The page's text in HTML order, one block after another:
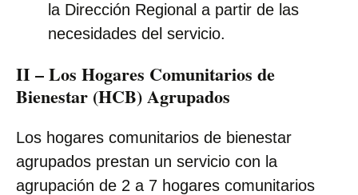
la Dirección Regional a partir de las
necesidades del servicio.
II –Los Hogares Comunitarios de
Bienestar (HCB) Agrupados
Los hogares comunitarios de bienestar
agrupados prestan un servicio con la
agrupación de 2 a 7 hogares comunitarios